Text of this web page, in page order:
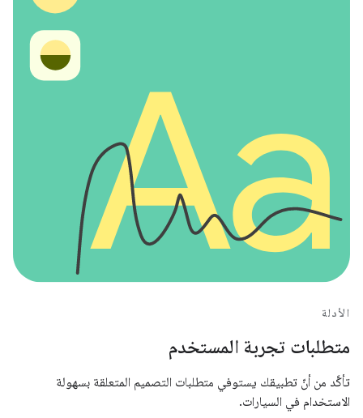
الأدلة
متطلبات تجربة المستخدم
تأكَّد من أنّ تطبيقك يستوفي متطلبات التصميم المتعلقة بسهولة
الاستخدام في السيارات.